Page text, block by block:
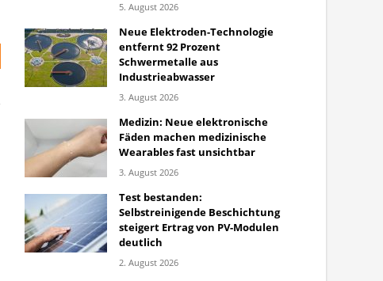
5. August 2026
Neue Elektroden-Technologie
entfernt 92 Prozent
Schwermetalle aus
Industrieabwasser
3. August 2026
Medizin: Neue elektronische
Fäden machen medizinische
Wearables fast unsichtbar
3. August 2026
Test bestanden:
Selbstreinigende Beschichtung
steigert Ertrag von PV-Modulen
deutlich
2. August 2026